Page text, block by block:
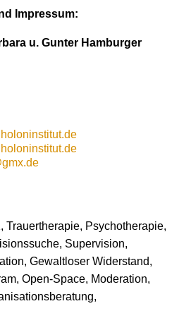
Impressum:
u. Gunter Hamburger
Trauertherapie, Psychotherapie,
Supervision,
Gewaltloser Widerstand,
Open-Space, Moderation,